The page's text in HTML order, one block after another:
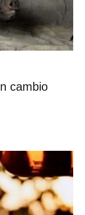
cambio